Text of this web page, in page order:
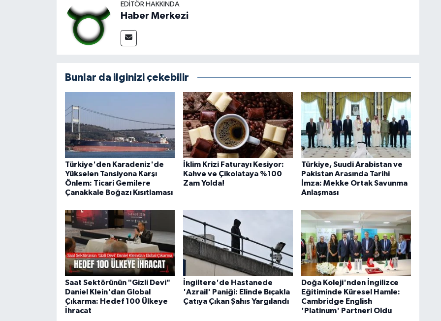
EDITÖR HAKKINDA
Haber Merkezi
Bunlar da ilginizi çekebilir
Türkiye'den Karadeniz'de
Yükselen Tansiyona Karşı
Önlem: Ticari Gemilere
Çanakkale Boğazı Kısıtlaması
İklim Krizi Faturayı Kesiyor:
Kahve ve Çikolataya %100
Zam Yolda!
Türkiye, Suudi Arabistan ve
Pakistan Arasında Tarihi
İmza: Mekke Ortak Savunma
Anlaşması
Saat Sektörünün "Gizli Devi"
Daniel Klein'dan Global
Çıkarma: Hedef 100 Ülkeye
İhracat
İngiltere'de Hastanede
'Azrail' Paniği: Elinde Bıçakla
Çatıya Çıkan Şahıs Yargılandı
Doğa Koleji'nden İngilizce
Eğitiminde Küresel Hamle:
Cambridge English
'Platinum' Partneri Oldu